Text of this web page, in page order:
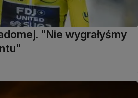
"Nie wygrałyśmy